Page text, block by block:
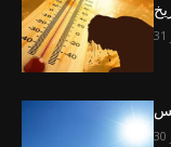
31
30